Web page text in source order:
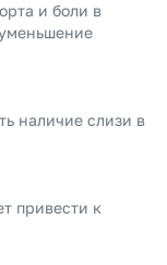
и боли в
наличие слизи в
привести к